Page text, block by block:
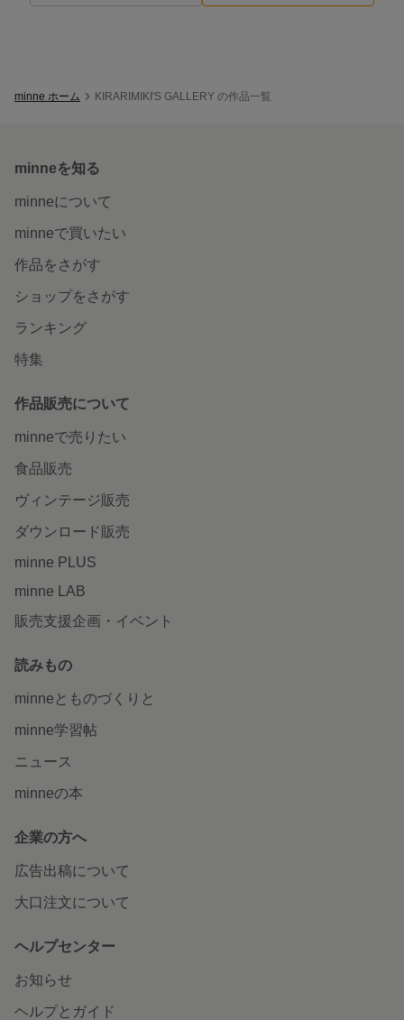
minne ホーム KIRARIMIKI'S GALLERY の作品一覧
minneを知る
minneについて
minneで買いたい
作品をさがす
ショップをさがす
ランキング
特集
作品販売について
minneで売りたい
食品販売
ヴィンテージ販売
ダウンロード販売
minne PLUS
minne LAB
販売支援企画・イベント
読みもの
minneとものづくりと
minne学習帖
ニュース
minneの本
企業の方へ
広告出稿について
大口注文について
ヘルプセンター
お知らせ
ヘルプとガイド